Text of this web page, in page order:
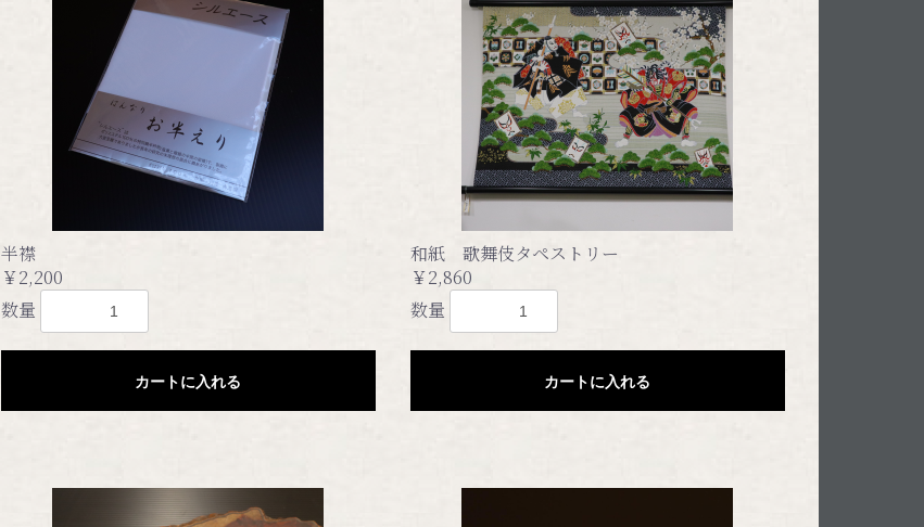
半襟
￥2,200
数量
カートに入れる
和紙 歌舞伎タペストリー
￥2,860
数量
カートに入れる